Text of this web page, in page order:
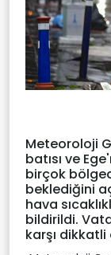
Meteoroloji
batısı ve
birçok
beklediğini
hava
bildirildi.
karşı dikkatli